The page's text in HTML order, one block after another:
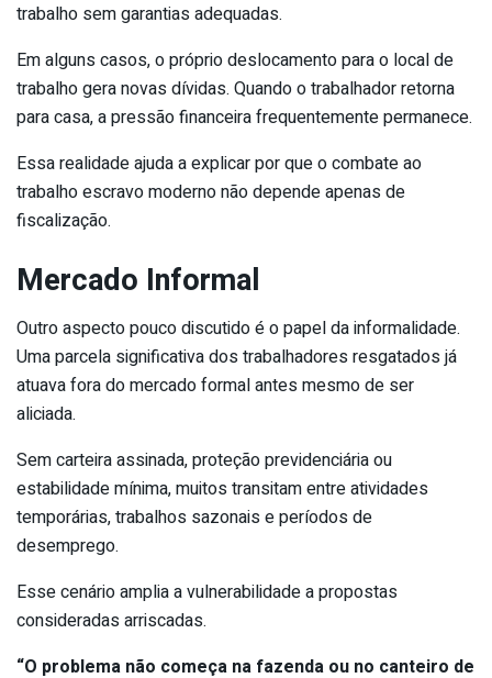
trabalho sem garantias adequadas.
Em alguns casos, o próprio deslocamento para o local de
trabalho gera novas dívidas. Quando o trabalhador retorna
para casa, a pressão financeira frequentemente permanece.
Essa realidade ajuda a explicar por que o combate ao
trabalho escravo moderno não depende apenas de
fiscalização.
Mercado Informal
Outro aspecto pouco discutido é o papel da informalidade.
Uma parcela significativa dos trabalhadores resgatados já
atuava fora do mercado formal antes mesmo de ser
aliciada.
Sem carteira assinada, proteção previdenciária ou
estabilidade mínima, muitos transitam entre atividades
temporárias, trabalhos sazonais e períodos de
desemprego.
Esse cenário amplia a vulnerabilidade a propostas
consideradas arriscadas.
“O problema não começa na fazenda ou no canteiro de